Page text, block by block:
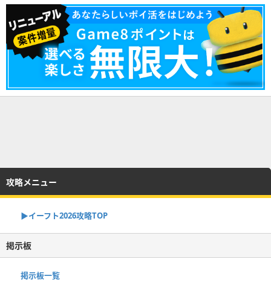
攻略メニュー
▶イーフト2026攻略TOP
掲示板
掲示板一覧